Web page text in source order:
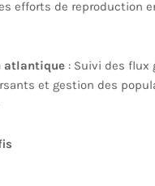
efforts de reproduction
atlantique : Suivi des flux
et gestion des